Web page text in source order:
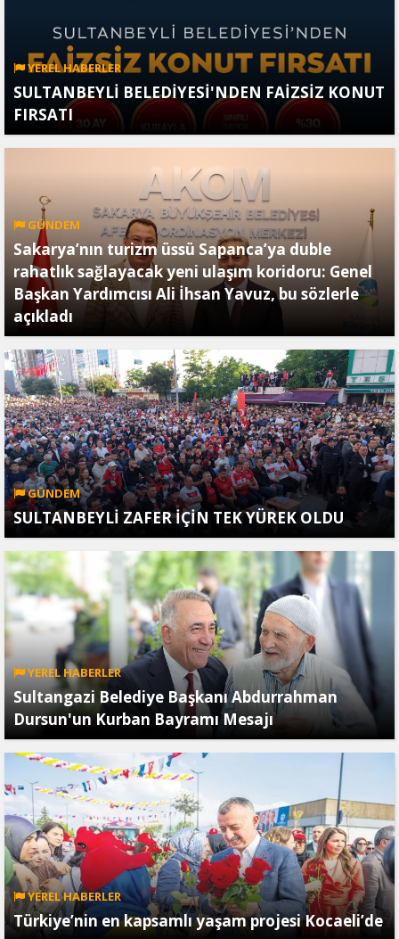
YEREL HABERLER
SULTANBEYLİ BELEDİYESİ'NDEN FAİZSİZ KONUT
FIRSATI
GÜNDEM
Sakarya’nın turizm üssü Sapanca’ya duble
rahatlık sağlayacak yeni ulaşım koridoru: Genel
Başkan Yardımcısı Ali İhsan Yavuz, bu sözlerle
açıkladı
GÜNDEM
SULTANBEYLİ ZAFER İÇİN TEK YÜREK OLDU
YEREL HABERLER
Sultangazi Belediye Başkanı Abdurrahman
Dursun'un Kurban Bayramı Mesajı
YEREL HABERLER
Türkiye’nin en kapsamlı yaşam projesi Kocaeli’de